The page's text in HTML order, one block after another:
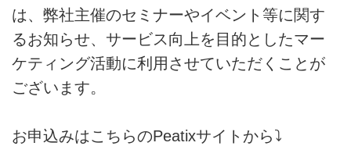
は、弊社主催のセミナーやイベント等に関す
るお知らせ、サービス向上を目的としたマー
ケティング活動に利用させていただくことが
ございます。
お申込みはこちらのPeatixサイトから⤵